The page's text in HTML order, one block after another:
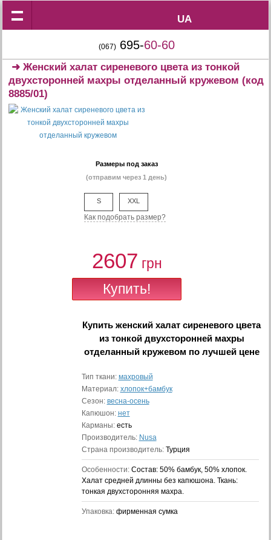
UA
UA
(067) 695-60-60
➜Женский халат сиреневого цвета из тонкой
двухсторонней махры отделанный кружевом (код
8885/01)
Размеры под заказ
(отправим через 1 день)
S XXL
Как подобрать размер?
2607 грн
Купитьженский халат сиреневого цвета
из тонкой двухсторонней махры
отделанный кружевом по лучшей цене
Тип ткани: махровый
Материал: хлопок+бамбук
Сезон: весна-осень
Капюшон: нет
Карманы: есть
Производитель: Nusa
Страна производитель: Турция
Особенности: Состав: 50% бамбук, 50% хлопок.
Халат средней длинны без капюшона. Ткань:
тонкая двухсторонняя махра.
Упаковка: фирменная сумка